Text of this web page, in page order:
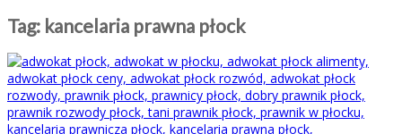
Tag: kancelaria prawna płock